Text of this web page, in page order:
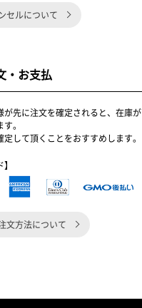
セルについて
・お支払
先に注文を確定されると、在庫が
。
して頂くことをおすすめします。
文方法について